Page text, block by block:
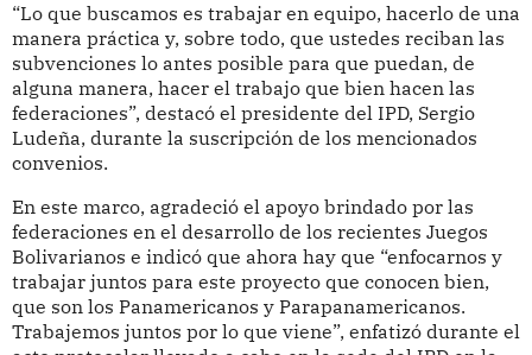
“Lo que buscamos es trabajar en equipo, hacerlo de una
manera práctica y, sobre todo, que ustedes reciban las
subvenciones lo antes posible para que puedan, de
alguna manera, hacer el trabajo que bien hacen las
federaciones”, destacó el presidente del IPD, Sergio
Ludeña, durante la suscripción de los mencionados
convenios.
En este marco, agradeció el apoyo brindado por las
federaciones en el desarrollo de los recientes Juegos
Bolivarianos e indicó que ahora hay que “enfocarnos y
trabajar juntos para este proyecto que conocen bien,
que son los Panamericanos y Parapanamericanos.
Trabajemos juntos por lo que viene”, enfatizó durante el